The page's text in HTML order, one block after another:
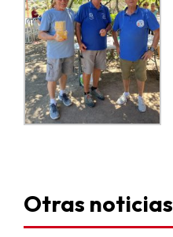
Otras noticias